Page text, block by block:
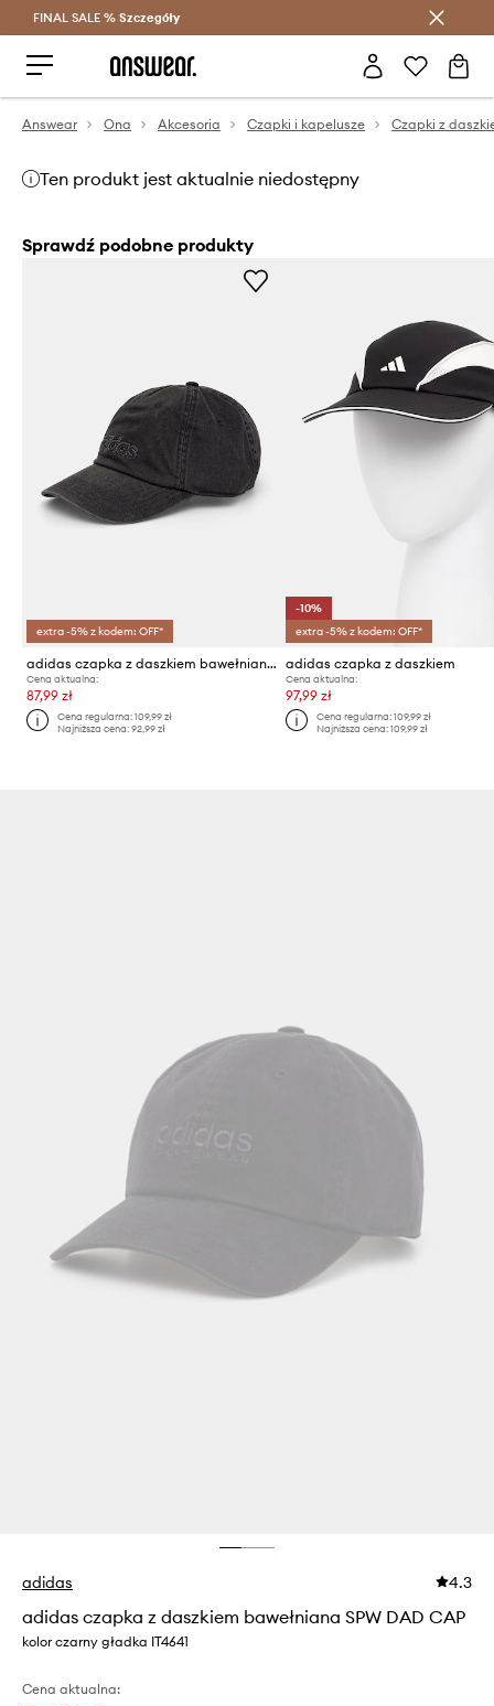
Oszczędzaj z Answear Club >
FINAL SALE % Szczegóły
Answear Ona Akcesoria Czapki i kapelusze Czapki z
Ten produkt jest aktualnie niedostępny
Sprawdź podobne produkty
extra -5% z kodem: OFF*
adidas czapka z daszkiem bawełniana
Cena aktualna:
87,99 zł
Cena regularna:109,99 zł
Najniższa cena:92,99 zł
-10%
extra -5% z kodem: OFF*
adidas czapka z daszkiem
Cena aktualna:
97,99 zł
Cena regularna: 109,99 zł
Najniższa cena: 109,99 zł
adidas 4.3
adidas czapka z daszkiem bawełniana SPW DAD CAP
kolor czarny gładka IT4641
Cena aktualna: